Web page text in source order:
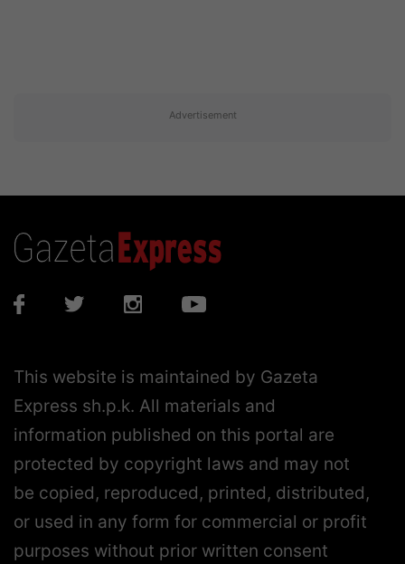
Advertisement
This website is maintained by Gazeta
Express sh.p.k. All materials and
information published on this portal are
protected by copyright laws and may not
be copied, reproduced, printed, distributed,
or used in any form for commercial or profit
purposes without prior written consent